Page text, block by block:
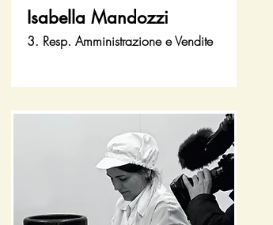
Isabella Mandozzi
3. Resp. Amministrazione e Vendite